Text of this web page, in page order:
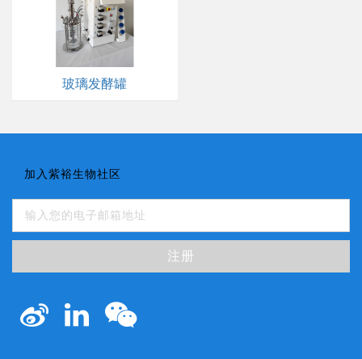
玻璃发酵罐
加入紫裕生物社区
注册